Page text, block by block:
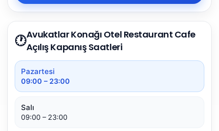
🕐Avukatlar Konağı Otel Restaurant Cafe
Açılış Kapanış Saatleri
Pazartesi
09:00 – 23:00
Salı
09:00 – 23:00